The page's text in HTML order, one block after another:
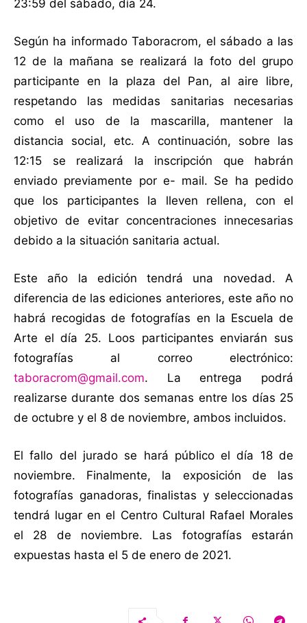
23:59 del sábado, día 24.
Según ha informado Taboracrom, el sábado a las
12 de la mañana se realizará la foto del grupo
participante en la plaza del Pan, al aire libre,
respetando las medidas sanitarias necesarias
como el uso de la mascarilla, mantener la
distancia social, etc. A continuación, sobre las
12:15 se realizará la inscripción que habrán
enviado previamente por e- mail. Se ha pedido
que los participantes la lleven rellena, con el
objetivo de evitar concentraciones innecesarias
debido a la situación sanitaria actual.
Este año la edición tendrá una novedad. A
diferencia de las ediciones anteriores, este año no
habrá recogidas de fotografías en la Escuela de
Arte el día 25. Loos participantes enviarán sus
fotografías al correo electrónico:
taboracrom@gmail.com. La entrega podrá
realizarse durante dos semanas entre los días 25
de octubre y el 8 de noviembre, ambos incluidos.
El fallo del jurado se hará público el día 18 de
noviembre. Finalmente, la exposición de las
fotografías ganadoras, finalistas y seleccionadas
tendrá lugar en el Centro Cultural Rafael Morales
el 28 de noviembre. Las fotografías estarán
expuestas hasta el 5 de enero de 2021.